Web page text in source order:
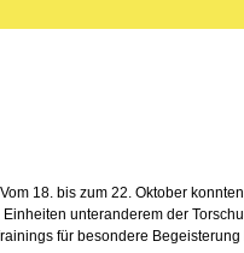
18. bis zum 22. Oktober
unteranderem der
für besondere